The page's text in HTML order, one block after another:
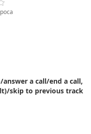
a call/end a call,
skip to previous track